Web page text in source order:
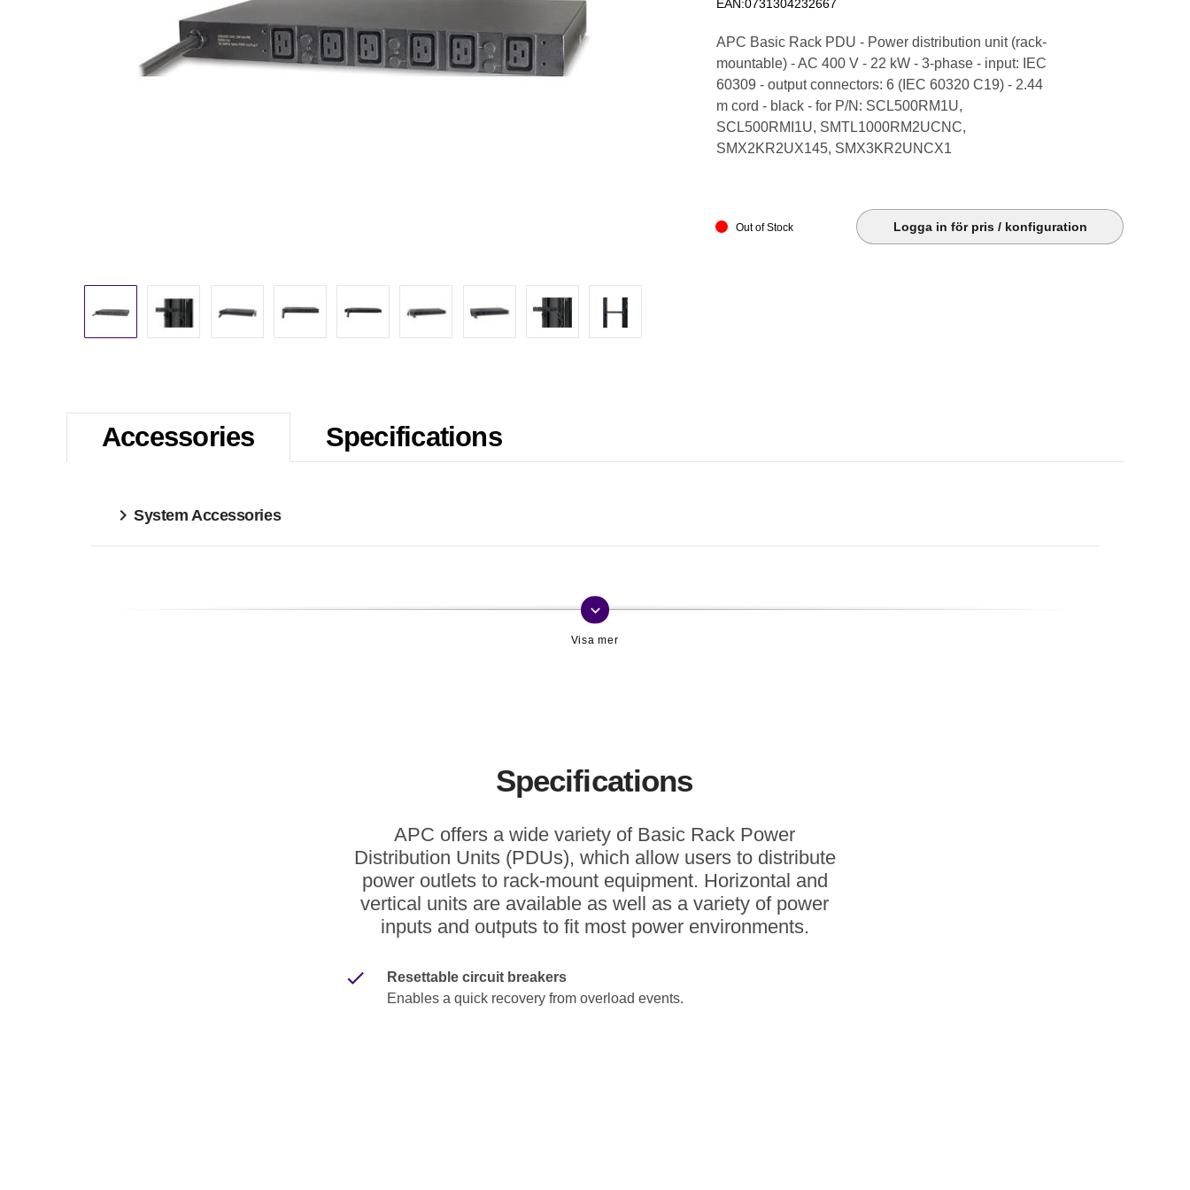
EAN:0731304232667
APC Basic Rack PDU - Power distribution unit (rack-
mountable) - AC 400 V - 22 kW - 3-phase - input: IEC
60309 - output connectors: 6 (IEC 60320 C19) - 2.44
m cord - black - for P/N: SCL500RM1U,
SCL500RMI1U, SMTL1000RM2UCNC,
SMX2KR2UX145, SMX3KR2UNCX1
Out of Stock Logga in för pris / konfiguration
Accessories Specifications
keyboard_arrow_down
System Accessories
Specifications
APC offers a wide variety of Basic Rack Power
Distribution Units (PDUs), which allow users to distribute
power outlets to rack-mount equipment. Horizontal and
vertical units are available as well as a variety of power
inputs and outputs to fit most power environments.
Resettable circuit breakers
Enables a quick recovery from overload events.